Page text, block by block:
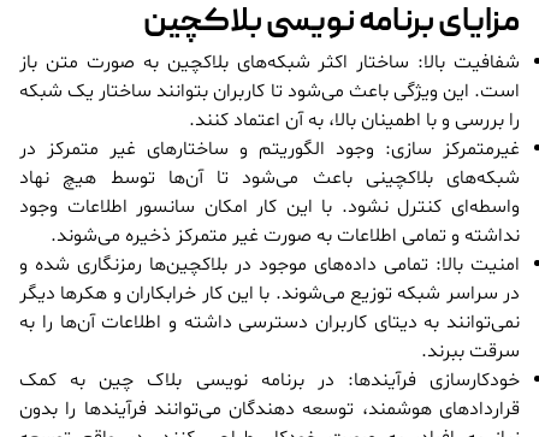
مزایای برنامه نویسی بلاکچین
شفافیت بالا: ساختار اکثر شبکه‌های بلاکچین به صورت متن باز
است. این ویژگی باعث می‌شود تا کاربران بتوانند ساختار یک شبکه
را بررسی و با اطمینان بالا، به آن اعتماد کنند.
غیرمتمرکز سازی: وجود الگوریتم و ساختارهای غیر متمرکز در
شبکه‌های بلاکچینی باعث می‌شود تا آن‌ها توسط هیچ نهاد
واسطه‌ای کنترل نشود. با این کار امکان سانسور اطلاعات وجود
نداشته و تمامی اطلاعات به صورت غیر متمرکز ذخیره می‌شوند.
امنیت بالا: تمامی داده‌های موجود در بلاکچین‌ها رمزنگاری شده و
در سراسر شبکه توزیع می‌شوند. با این کار خرابکاران و هکرها دیگر
نمی‌توانند به دیتای کاربران دسترسی داشته و اطلاعات آن‌ها را به
سرقت ببرند.
خودکارسازی فرآیندها: در برنامه نویسی بلاک چین به کمک
قراردادهای هوشمند، توسعه دهندگان می‌توانند فرآیندها را بدون